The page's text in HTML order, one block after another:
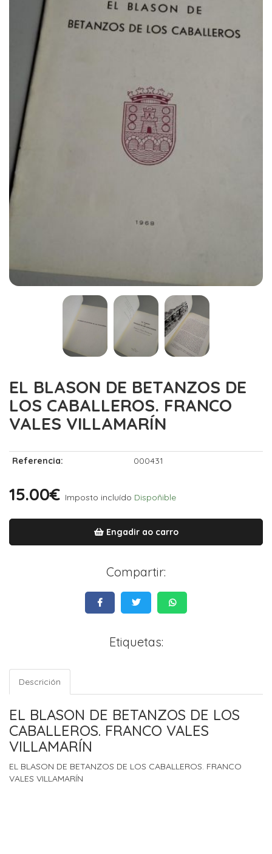
EL BLASON DE BETANZOS DE
LOS CABALLEROS. FRANCO
VALES VILLAMARÍN
Referencia: 000431
15.00€ Imposto incluído Dispoñible
Engadir ao carro
Compartir:
Etiquetas:
Descrición
EL BLASON DE BETANZOS DE LOS
CABALLEROS. FRANCO VALES
VILLAMARÍN
EL BLASON DE BETANZOS DE LOS CABALLEROS. FRANCO
VALES VILLAMARÍN